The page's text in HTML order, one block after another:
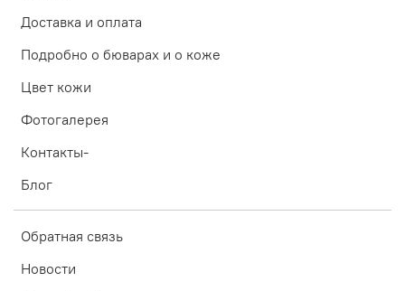
Доставка и оплата
Подробно о бюварах и о коже
Цвет кожи
Фотогалерея
Контакты-
Блог
Обратная связь
Новости